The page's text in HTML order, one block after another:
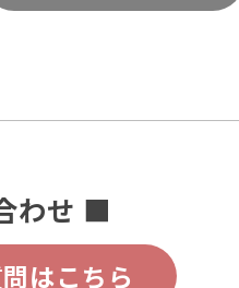
わせ ■
はこちら